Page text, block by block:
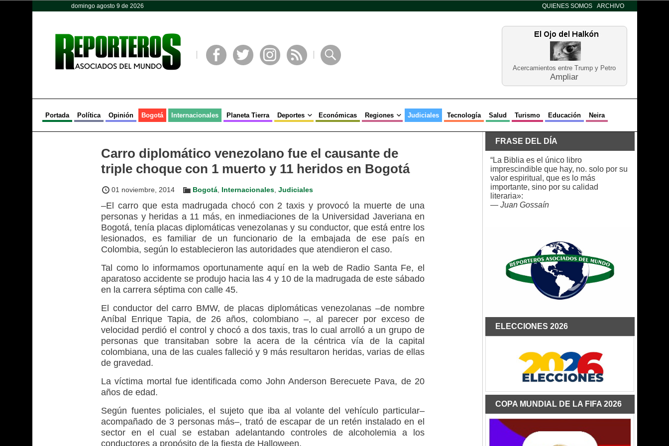
domingo agosto 9 de 2026 QUIENES SOMOS ARCHIVO
Acercamientos entre Trump y Petro
Ampliar
Portada Política Opinión Bogotá Internacionales Planeta Tierra Deportes Económicas Regiones Judiciales Tecnología Salud Turismo Educación Neira
Carro diplomático venezolano fue el causante de
triple choque con 1 muerto y 11 heridos en Bogotá
01 noviembre, 2014 Bogotá Internacionales Judiciales
–El carro que esta madrugada chocó con 2 taxis y provocó la muerte de una
personas y heridas a 11 más, en inmediaciones de la Universidad Javeriana en
Bogotá, tenía placas diplomáticas venezolanas y su conductor, que está entre los
lesionados, es familiar de un funcionario de la embajada de ese país en
Colombia, según lo establecieron las autoridades que atendieron el caso.
Tal como lo informamos oportunamente aquí en la web de Radio Santa Fe, el
aparatoso accidente se produjo hacia las 4 y 10 de la madrugada de este sábado
en la carrera séptima con calle 45.
El conductor del carro BMW, de placas diplomáticas venezolanas –de nombre
Aníbal Enrique Tapia, de 26 años, colombiano –, al parecer por exceso de
velocidad perdió el control y chocó a dos taxis, tras lo cual arrolló a un grupo de
personas que transitaban sobre la acera de la céntrica vía de la capital
colombiana, una de las cuales falleció y 9 más resultaron heridas, varias de ellas
de gravedad.
La víctima mortal fue identificada como John Anderson Berecuete Pava, de 20
años de edad.
Según fuentes policiales, el sujeto que iba al volante del vehículo particular–
acompañado de 3 personas más–, trató de escapar de un retén instalado en el
sector en el cual se estaban adelantando controles de alcoholemia a los
conductores a propósito de la fiesta de Halloween.
FRASE DEL DÍA
“La Biblia es el único libro
imprescindible que hay, no. solo por su
valor espiritual, que es lo más
importante, sino por su calidad
literaria»:
— Juan Gossaín
ELECCIONES 2026
COPA MUNDIAL DE LA FIFA 2026
Opinión Política